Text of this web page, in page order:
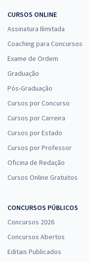
CURSOS ONLINE
Assinatura Ilimitada
Coaching para Concursos
Exame de Ordem
Graduação
Pós-Graduação
Cursos por Concurso
Cursos por Carreira
Cursos por Estado
Cursos por Professor
Oficina de Redação
Cursos Online Gratuitos
CONCURSOS PÚBLICOS
Concursos 2026
Concursos Abertos
Editais Publicados